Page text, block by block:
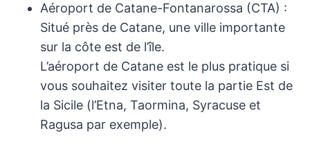
Aéroport de Catane-Fontanarossa (CTA) :
Situé près de Catane, une ville importante
sur la côte est de l’île.
L’aéroport de Catane est le plus pratique si
vous souhaitez visiter toute la partie Est de
la Sicile (l’Etna, Taormina, Syracuse et
Ragusa par exemple).